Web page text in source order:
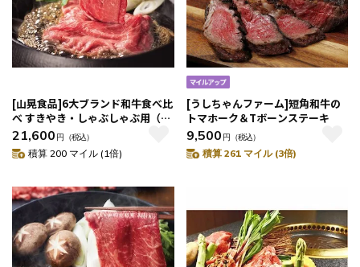
[山晃食品]6大ブランド和牛食べ比
べ すきやき・しゃぶしゃぶ用（モ
モ）
21,600 円 （税込）
積算 200 マイル (1倍)
[うしちゃんファーム]短角和牛の
トマホーク＆Tボーンステーキ
9,500 円 （税込）
積算 261 マイル (3倍)